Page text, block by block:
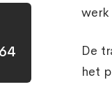
werk
De
het